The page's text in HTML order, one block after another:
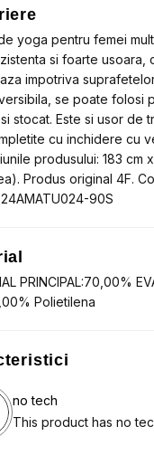
yoga pentru femei
si foarte
impotriva
se poate folosi
stocat. Este si usor de
cu inchidere cu
produsului: 183 cm
Produs original 4F.
90S
PRINCIPAL:70,00%
Polietilena
no tech
This product has no